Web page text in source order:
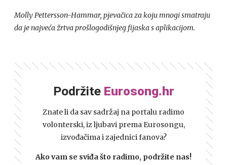
Molly Pettersson-Hammar, pjevačica za koju mnogi smatraju
da je najveća žrtva prošlogodišnjeg fijaska s aplikacijom.
Podržite Eurosong.hr
Znate li da sav sadržaj na portalu radimo
volonterski, iz ljubavi prema Eurosongu,
izvođačima i zajednici fanova?
Ako vam se sviđa što radimo, podržite nas!